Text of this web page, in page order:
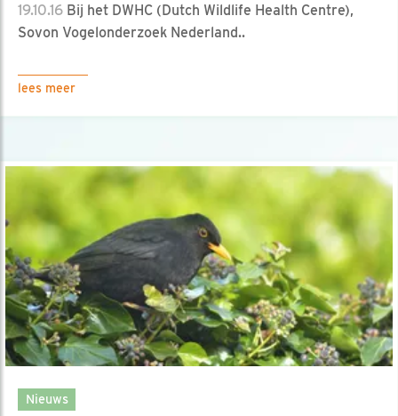
19.10.16 Bij het DWHC (Dutch Wildlife Health Centre),
Sovon Vogelonderzoek Nederland..
lees meer
Nieuws